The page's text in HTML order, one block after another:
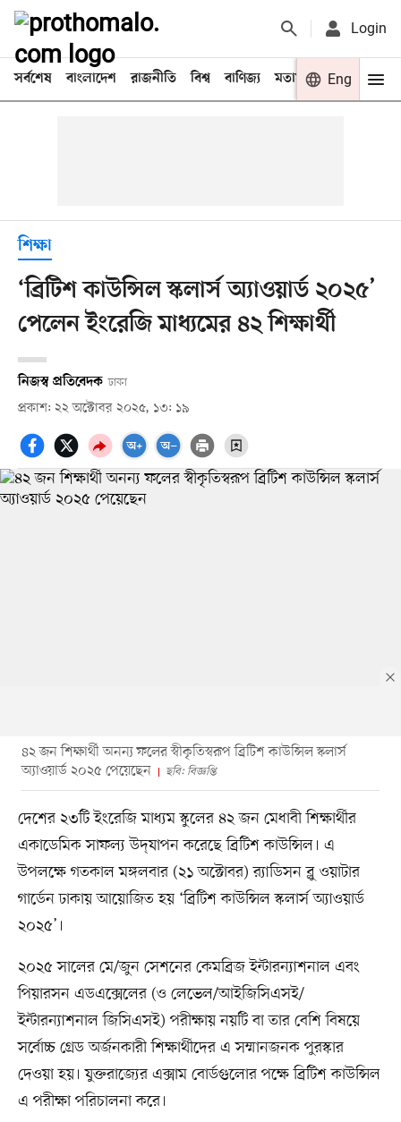
Login
সর্বশেষ বাংলাদেশ রাজনীতি বিশ্ব বাণিজ্য মতামত খেলা
Eng
শিক্ষা
‘ব্রিটিশ কাউন্সিল স্কলার্স অ্যাওয়ার্ড ২০২৫’
পেলেন ইংরেজি মাধ্যমের ৪২ শিক্ষার্থী
নিজস্ব প্রতিবেদক ঢাকা
প্রকাশ: ২২ অক্টোবর ২০২৫, ১৩: ১৯
৪২ জন শিক্ষার্থী অনন্য ফলের স্বীকৃতিস্বরূপ ব্রিটিশ কাউন্সিল স্কলার্স
অ্যাওয়ার্ড ২০২৫ পেয়েছেন
ছবি: বিজ্ঞপ্তি
দেশের ২৩টি ইংরেজি মাধ্যম স্কুলের ৪২ জন মেধাবী শিক্ষার্থীর
একাডেমিক সাফল্য উদ্‌যাপন করেছে ব্রিটিশ কাউন্সিল। এ
উপলক্ষে গতকাল মঙ্গলবার (২১ অক্টোবর) র‌্যাডিসন ব্লু ওয়াটার
গার্ডেন ঢাকায় আয়োজিত হয় ‘ব্রিটিশ কাউন্সিল স্কলার্স অ্যাওয়ার্ড
২০২৫’।
২০২৫ সালের মে/জুন সেশনের কেমব্রিজ ইন্টারন্যাশনাল এবং
পিয়ারসন এডএক্সেলের (ও লেভেল/আইজিসিএসই/
ইন্টারন্যাশনাল জিসিএসই) পরীক্ষায় নয়টি বা তার বেশি বিষয়ে
সর্বোচ্চ গ্রেড অর্জনকারী শিক্ষার্থীদের এ সম্মানজনক পুরস্কার
দেওয়া হয়। যুক্তরাজ্যের এক্সাম বোর্ডগুলোর পক্ষে ব্রিটিশ কাউন্সিল
এ পরীক্ষা পরিচালনা করে।